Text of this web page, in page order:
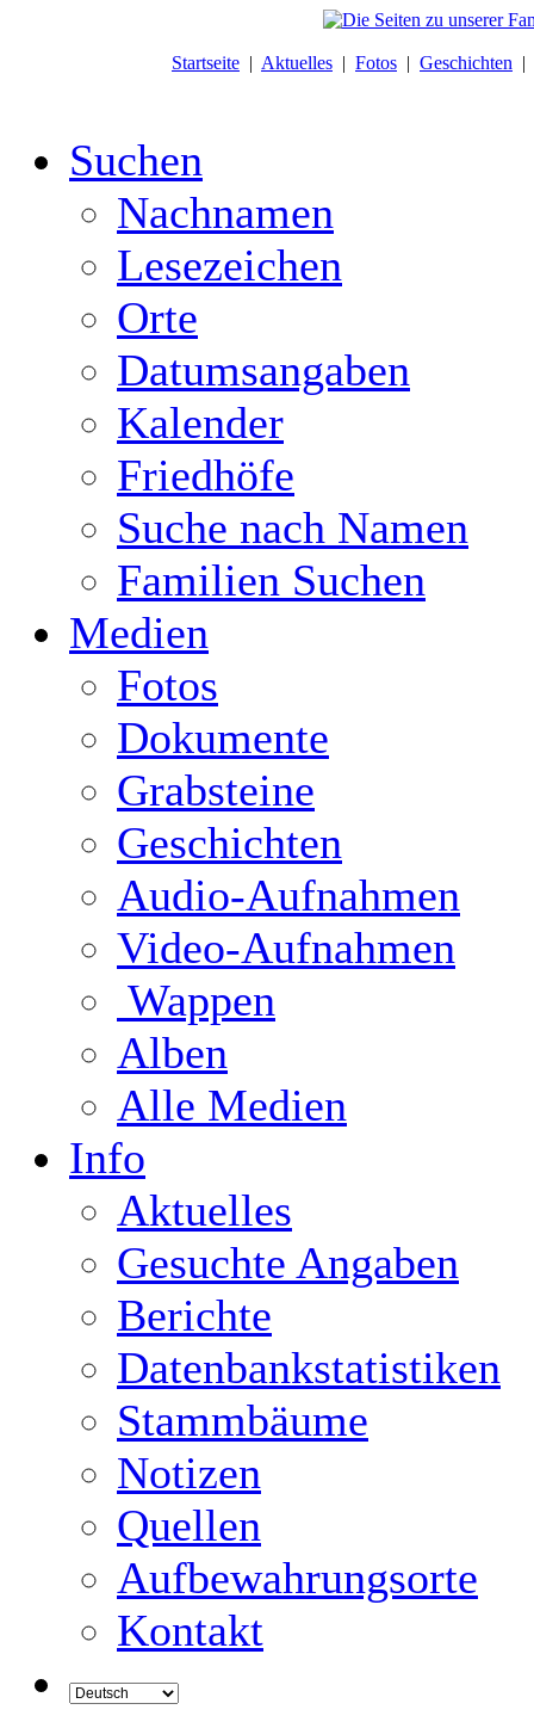
Startseite | Aktuelles | Fotos | Geschichten |
Suchen
Nachnamen
Lesezeichen
Orte
Datumsangaben
Kalender
Friedhöfe
Suche nach Namen
Familien Suchen
Medien
Fotos
Dokumente
Grabsteine
Geschichten
Audio-Aufnahmen
Video-Aufnahmen
Wappen
Alben
Alle Medien
Info
Aktuelles
Gesuchte Angaben
Berichte
Datenbankstatistiken
Stammbäume
Notizen
Quellen
Aufbewahrungsorte
Kontakt